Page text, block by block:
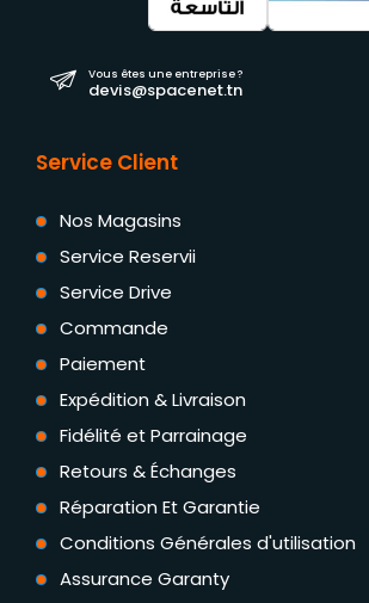
Vous êtes une entreprise ?
devis@spacenet.tn
Service Client
Nos Magasins
Service Reservii
Service Drive
Commande
Paiement
Expédition & Livraison
Fidélité et Parrainage
Retours & Échanges
Réparation Et Garantie
Conditions Générales d'utilisation
Assurance Garanty